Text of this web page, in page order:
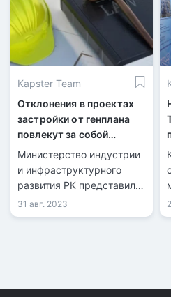
Kapster Team
Отклонения в проектах
застройки от генплана
повлекут за собой
ответственность
Министерство индустрии
и инфраструктурного
развития РК представило
проект нового
Строительного кодекса
31 авг. 2023